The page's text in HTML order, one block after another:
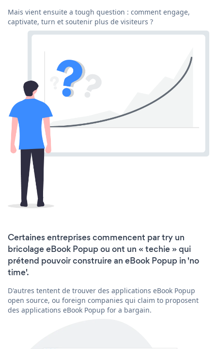
Mais vient ensuite a tough question : comment engage,
captivate, turn et soutenir plus de visiteurs ?
Certaines entreprises commencent par try un
bricolage eBook Popup ou ont un « techie » qui
prétend pouvoir construire an eBook Popup in 'no
time'.
D'autres tentent de trouver des applications eBook Popup
open source, ou foreign companies qui claim to proposent
des applications eBook Popup for a bargain.